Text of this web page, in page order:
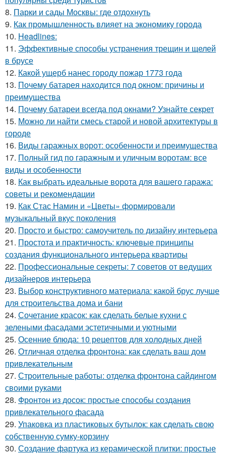
8. Парки и сады Москвы: где отдохнуть
9. Как промышленность влияет на экономику города
10. Headlines:
11. Эффективные способы устранения трещин и щелей
в брусе
12. Какой ущерб нанес городу пожар 1773 года
13. Почему батарея находится под окном: причины и
преимущества
14. Почему батареи всегда под окнами? Узнайте секрет
15. Можно ли найти смесь старой и новой архитектуры в
городе
16. Виды гаражных ворот: особенности и преимущества
17. Полный гид по гаражным и уличным воротам: все
виды и особенности
18. Как выбрать идеальные ворота для вашего гаража:
советы и рекомендации
19. Как Стас Намин и «Цветы» формировали
музыкальный вкус поколения
20. Просто и быстро: самоучитель по дизайну интерьера
21. Простота и практичность: ключевые принципы
создания функционального интерьера квартиры
22. Профессиональные секреты: 7 советов от ведущих
дизайнеров интерьера
23. Выбор конструктивного материала: какой брус лучше
для строительства дома и бани
24. Сочетание красок: как сделать белые кухни с
зелеными фасадами эстетичными и уютными
25. Осенние блюда: 10 рецептов для холодных дней
26. Отличная отделка фронтона: как сделать ваш дом
привлекательным
27. Строительные работы: отделка фронтона сайдингом
своими руками
28. Фронтон из досок: простые способы создания
привлекательного фасада
29. Упаковка из пластиковых бутылок: как сделать свою
собственную сумку-корзину
30. Создание фартука из керамической плитки: простые